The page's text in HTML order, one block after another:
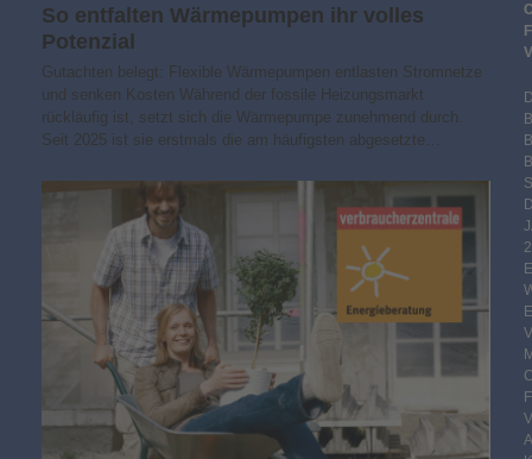
So entfalten Wärmepumpen ihr volles
Potenzial
Gutachten belegt: Flexible Wärmepumpen entlasten Stromnetze
und senken Kosten Während der fossile Heizungsmarkt
rückläufig ist, setzt sich die Wärmepumpe zunehmend durch.
Seit 2025 ist sie erstmals die am häufigsten abgesetzte…